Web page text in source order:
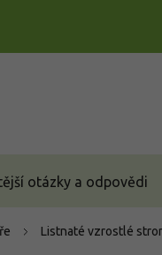
otázky a odpovědi
Listnaté vzrostlé